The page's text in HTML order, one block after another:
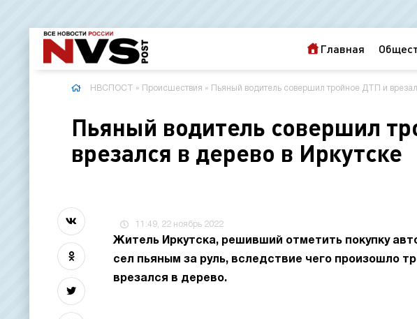
Главная
НВСПОСТ » Происшествия » Пьяный водитель совершил тройное ДТП и
Пьяный водитель совершил
врезался в дерево в Иркутске
11:49, 22 ноябрь 2022
Житель Иркутска, решивший отметить покупку
сел пьяным за руль, вследствие чего произошло
врезался в дерево.